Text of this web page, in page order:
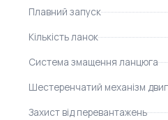
Плавний запуск
Кількість ланок
Система змащення ланцюга
Шестеренчатий механізм
Захист від перевантажень